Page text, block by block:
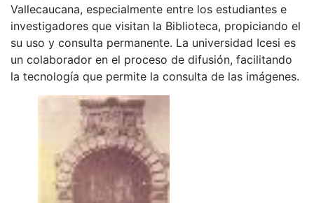
Vallecaucana, especialmente entre los estudiantes e
investigadores que visitan la Biblioteca, propiciando el
su uso y consulta permanente. La universidad Icesi es
un colaborador en el proceso de difusión, facilitando
la tecnología que permite la consulta de las imágenes.